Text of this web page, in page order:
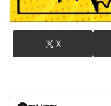
X